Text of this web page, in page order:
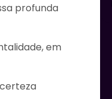
profunda
em